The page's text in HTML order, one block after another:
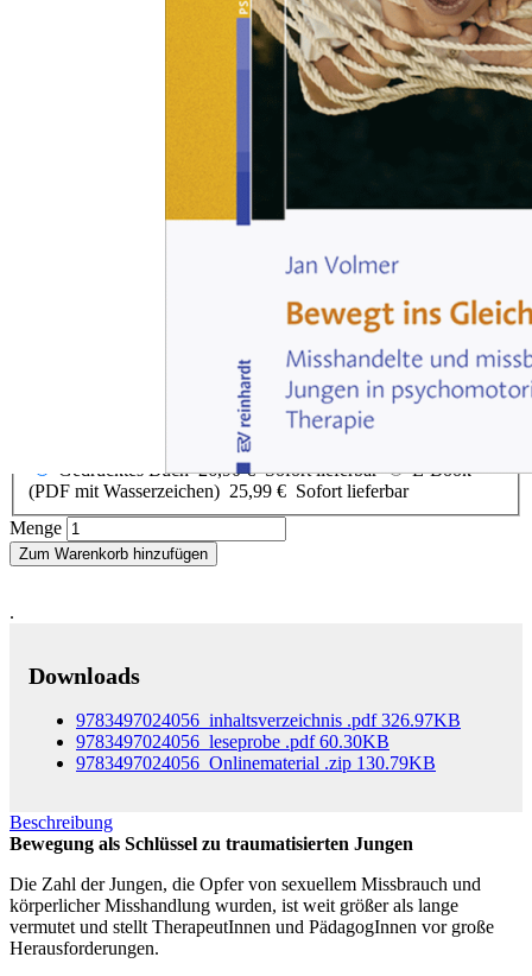
Bewegt ins Gleichgewicht
Misshandelte und missbrauchte Jungen in psychomotorischer
Gedrucktes Buch 26,90 € Sofort lieferbar
E-Book
(PDF mit Wasserzeichen) 25,99 € Sofort lieferbar
Menge
Zum Warenkorb hinzufügen
.
Downloads
9783497024056_inhaltsverzeichnis .pdf 326.97KB
9783497024056_leseprobe .pdf 60.30KB
9783497024056_Onlinematerial .zip 130.79KB
Beschreibung
Bewegung als Schlüssel zu traumatisierten Jungen
Die Zahl der Jungen, die Opfer von sexuellem Missbrauch und
körperlicher Misshandlung wurden, ist weit größer als lange
vermutet und stellt TherapeutInnen und PädagogInnen vor große
Herausforderungen.